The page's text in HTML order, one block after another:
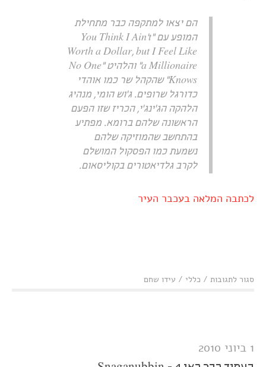
הם יצאו למתקפה כבר מתחילת
המופע עם "You Think I Ain't
Worth a Dollar, but I Feel Like
a Millionaire" והלהיט "No One
Knows" שהקהל שר כמו אוהדי
כדורגל שרופים. ג'וש הומי, מנהיג
הלהקה הג'ינג'י, הכריז שזו הפעם
הראשונה שלהם ברומא. מפתיע
בהתחשב שהמוזיקה שלהם
נשמעת כמו הפסקול המושלם
לקרב גלדיאטורים בקוליסאום.
לכתבה המלאה בעכבר העיר
סגור לתגובותעל
Age ברומא
/ כללי / עידו שחם
1 ביוני 2010